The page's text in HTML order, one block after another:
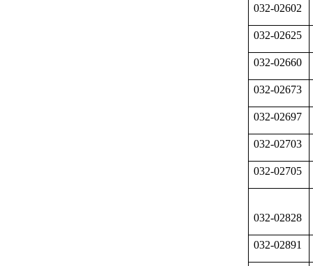
032-02602
032-02625
032-02660
032-02673
032-02697
032-02703
032-02705
032-02828
032-02891